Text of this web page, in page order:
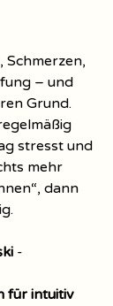
Schmerzen,
– und
Grund.
stresst und
mehr
dann
-
für intuitiv